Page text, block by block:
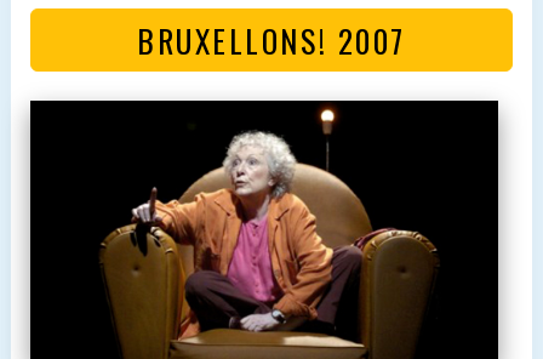
BRUXELLONS! 2007